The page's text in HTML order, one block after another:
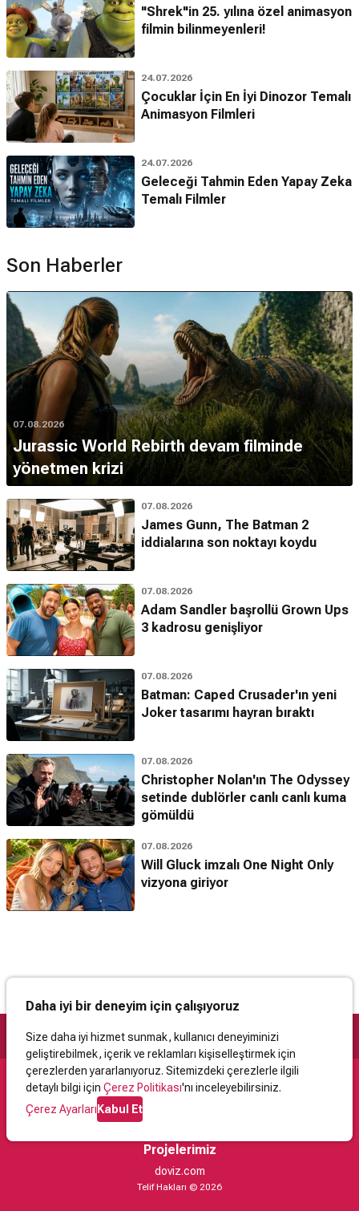
"Shrek"in 25. yılına özel animasyon
filmin bilinmeyenleri!
24.07.2026
Çocuklar İçin En İyi Dinozor Temalı
Animasyon Filmleri
24.07.2026
Geleceği Tahmin Eden Yapay Zeka
Temalı Filmler
Son Haberler
07.08.2026
Jurassic World Rebirth devam filminde
yönetmen krizi
07.08.2026
James Gunn, The Batman 2
iddialarına son noktayı koydu
07.08.2026
Adam Sandler başrollü Grown Ups
3 kadrosu genişliyor
07.08.2026
Batman: Caped Crusader'ın yeni
Joker tasarımı hayran bıraktı
07.08.2026
Christopher Nolan'ın The Odyssey
setinde dublörler canlı canlı kuma
gömüldü
07.08.2026
Will Gluck imzalı One Night Only
vizyona giriyor
Daha iyi bir deneyim için çalışıyoruz
Size daha iyi hizmet sunmak, kullanıcı deneyiminizi
geliştirebilmek, içerik ve reklamları kişiselleştirmek için
çerezlerden yararlanıyoruz. Sitemizdeki çerezlerle ilgili
detaylı bilgi için Çerez Politikası'nı inceleyebilirsiniz.
Çerez AyarlarıKabul Et
Destek
İletişimYardımKullanıcı Sözleşmesi
Projelerimiz
doviz.com
Telif Hakları © 2026